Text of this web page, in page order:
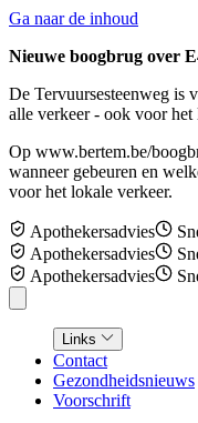
Ga naar de inhoud
Nieuwe boogbrug over
De Tervuursesteenweg is
alle verkeer - ook voor
Op www.bertem.be/
wanneer gebeuren en
voor het lokale verkeer.
Apothekersadvies
Apothekersadvies
Apothekersadvies
Links
Contact
Gezondheidsnieuws
Voorschrift